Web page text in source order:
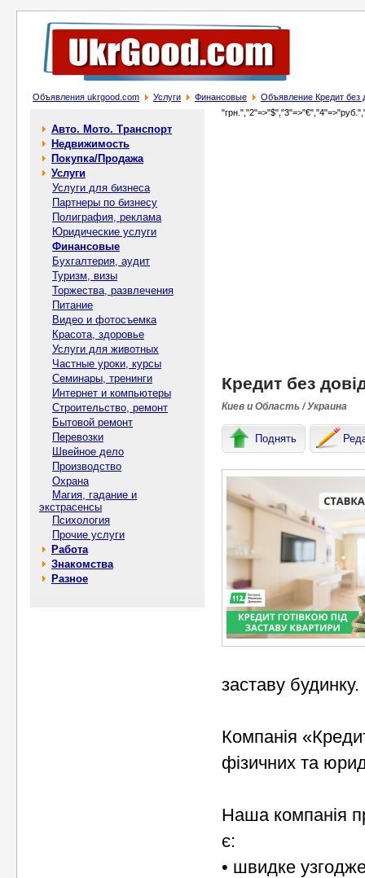
Объявления ukrgood.com Услуги Финансовые Объявление Кредит без
Авто. Мото. Транспорт
Недвижимость
Покупка/Продажа
Услуги
Услуги для бизнеса
Партнеры по бизнесу
Полиграфия, реклама
Юридические услуги
Финансовые
Бухгалтерия, аудит
Туризм, визы
Торжества, развлечения
Питание
Видео и фотосъемка
Красота, здоровье
Услуги для животных
Частные уроки, курсы
Семинары, тренинги
Интернет и компьютеры
Строительство, ремонт
Бытовой ремонт
Перевозки
Швейное дело
Производство
Охрана
Магия, гадание и
экстрасенсы
Психология
Прочие услуги
Работа
Знакомства
Разное
Кредит без
Киев и Область / Украина
Поднять
заставу будинку.
Компанія
фізичних та
Наша компанія
є:
• швидке